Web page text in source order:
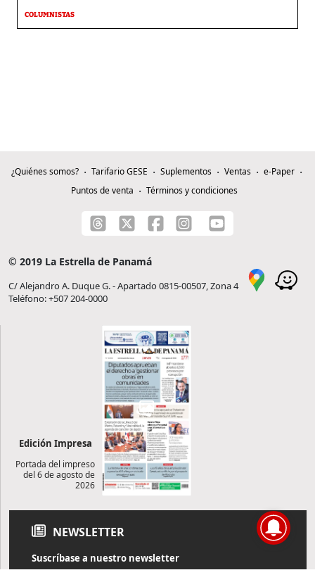
COLUMNISTAS
¿Quiénes somos? Tarifario GESE Suplementos Ventas
e-Paper
Puntos de venta
Términos y condiciones
© 2019 La Estrella de Panamá
C/ Alejandro A. Duque G. - Apartado 0815-00507, Zona 4
Teléfono: +507 204-0000
Edición Impresa
Portada del impreso
del 6 de agosto de
2026
NEWSLETTER
Suscríbase a nuestro newsletter
Reciba diariamente información de actualidad directamente en